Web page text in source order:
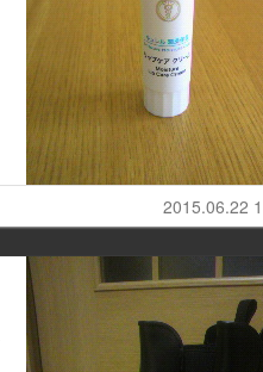
2015.06.22